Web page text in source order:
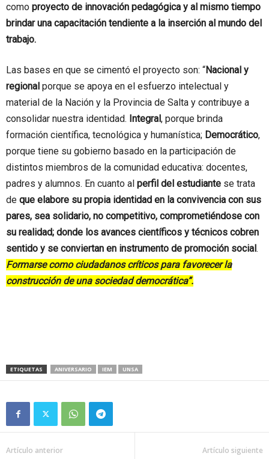
como proyecto de innovación pedagógica y al mismo tiempo
brindar una capacitación tendiente a la inserción al mundo del
trabajo.
Las bases en que se cimentó el proyecto son: “Nacional y
regional porque se apoya en el esfuerzo intelectual y
material de la Nación y la Provincia de Salta y contribuye a
consolidar nuestra identidad. Integral, porque brinda
formación científica, tecnológica y humanística; Democrático,
porque tiene su gobierno basado en la participación de
distintos miembros de la comunidad educativa: docentes,
padres y alumnos. En cuanto al perfil del estudiante se trata
de que elabore su propia identidad en la convivencia con sus
pares, sea solidario, no competitivo, comprometiéndose con
su realidad; donde los avances científicos y técnicos cobren
sentido y se conviertan en instrumento de promoción social.
Formarse como ciudadanos críticos para favorecer la
construcción de una sociedad democrática”.
ETIQUETAS ANIVERSARIO IEM UNSA
Artículo anterior Artículo siguiente